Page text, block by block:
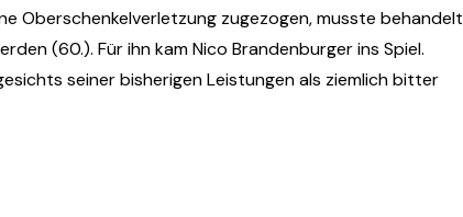
Oberschenkelverletzung zugezogen, musste behandelt
(60.). Für ihn kam Nico Brandenburger ins Spiel.
seiner bisherigen Leistungen als ziemlich bitter